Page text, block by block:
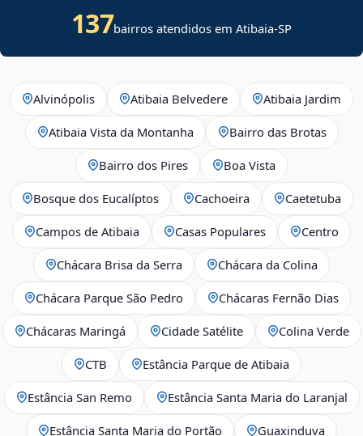
137bairros atendidos em Atibaia-SP
Alvinópolis Atibaia Belvedere Atibaia Jardim
Atibaia Vista da Montanha Bairro das Brotas
Bairro dos Pires Boa Vista
Bosque dos Eucalíptos Cachoeira Caetetuba
Campos de Atibaia Casas Populares Centro
Chácara Brisa da Serra Chácara da Colina
Chácara Parque São Pedro Chácaras Fernão Dias
Chácaras Maringá Cidade Satélite Colina Verde
CTB Estância Parque de Atibaia
Estância San Remo Estância Santa Maria do Laranjal
Estância Santa Maria do Portão Guaxinduva